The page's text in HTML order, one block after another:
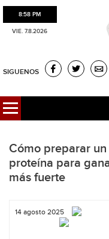
8:58 PM
VIE. 7.8.2026
SIGUENOS
Cómo preparar
proteína para
más fuerte
14 agosto 2025